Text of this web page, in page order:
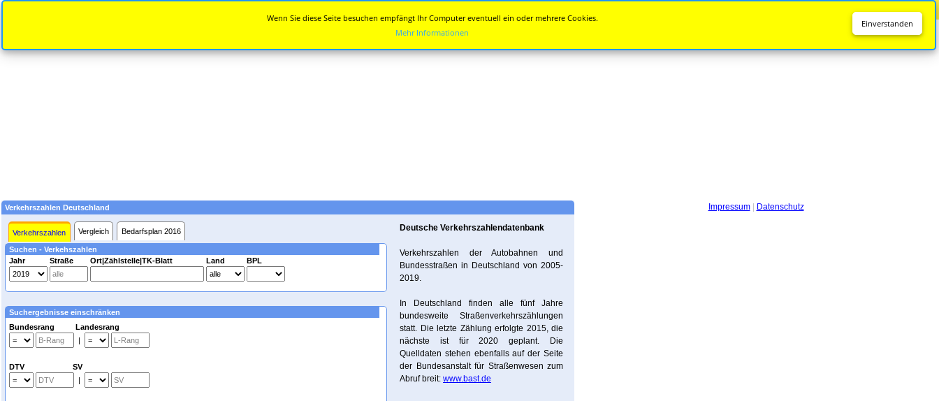
Verkehrszahlen Deutschland
Verkehrszahlen Vergleich Bedarfsplan 2016
Suchen - Verkehszahlen
Jahr
Straße Ort|Zählstelle|TK-Blatt Land BPL
Suchergebnisse einschränken
Bundesrang Landesrang
|
DTV SV
|
Deutsche Verkehrszahlendatenbank
Verkehrszahlen der Autobahnen und
Bundesstraßen in Deutschland von 2005-
2019.
In Deutschland finden alle fünf Jahre
bundesweite Straßenverkehrszählungen
statt. Die letzte Zählung erfolgte 2015, die
nächste ist für 2020 geplant. Die
Quelldaten stehen ebenfalls auf der Seite
der Bundesanstalt für Straßenwesen zum
Abruf breit: www.bast.de
Impressum| Datenschutz
Einverstanden
Wenn Sie diese Seite besuchen empfängt Ihr Computer eventuell ein oder mehrere Cookies.
Mehr Informationen